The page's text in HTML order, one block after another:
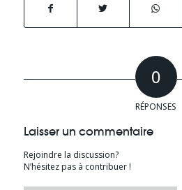
0
RÉPONSES
Laisser un commentaire
Rejoindre la discussion?
N’hésitez pas à contribuer !